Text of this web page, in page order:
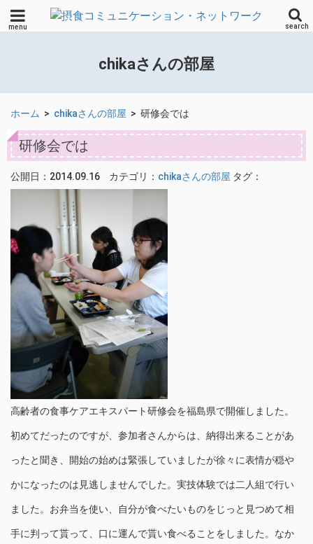
menu search
chikaさんの部屋
ホーム > chikaさんの部屋 > 研修会では
研修会では
公開日：2014.09.16 カテゴリ： chikaさんの部屋 タグ：
高齢者の食事ケアエキスパート研修会を福島県で開催しました。
初めてだったのですが、参加者さんからは、納得出来ることがあ
ったと聞き、開始の始めは緊張していましたが徐々に表情が穏や
かになったのは見逃しませんでした。実技体験では二人組で行い
ました。お弁当を使い、自分が食べたいものをじっと見つめて相
手に判って貰って、口に運んで貰い食べることをしました。なか